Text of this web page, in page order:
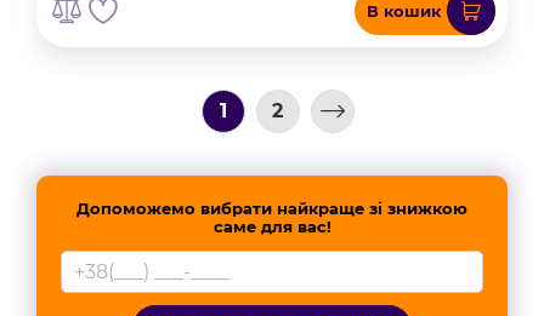
В кошик
1 2
Допоможемо вибрати найкраще зі знижкою
саме для вас!